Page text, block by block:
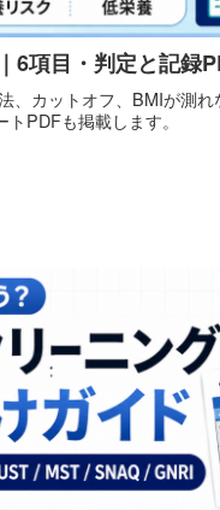
6項目・判定と記録
、カットオフ、BMIが測
PDFも掲載します。